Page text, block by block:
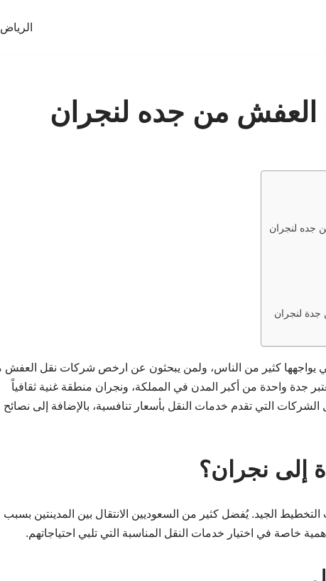
الرياض
من جده لنجران
لنجران
لنجران
يواجهها كثير من الناس، ولمن يبحثون عن ارخص شركات نقل العفش
جدة واحدة من أكبر المدن في المملكة، ونجران منطقة غنية ثقافياً
التي تقدم خدمات النقل بأسعار تنافسية، بالإضافة إلى نصائح
إلى نجران؟
الجيد. يُفضل كثير من السعوديين الانتقال بين المدينتين بسبب
خاصة في اختيار خدمات النقل المناسبة التي تلبي احتياجاتهم.